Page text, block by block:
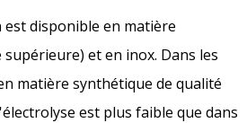
disponible en matière
et en inox. Dans les
matière synthétique de qualité
est plus faible que dans